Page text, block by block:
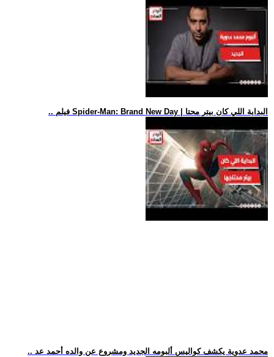
.. فيلم Spider-Man: Brand New Day | البداية اللي كان بيتر محتا
.. محمد عدوية يكشف كواليس ألبومه الجديد ومشروع عن والده أحمد عد